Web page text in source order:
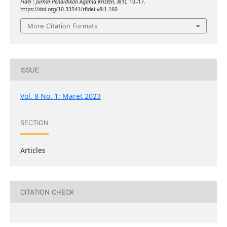
https://doi.org/10.33541/rfidei.v8i1.160
More Citation Formats
ISSUE
Vol. 8 No. 1: Maret 2023
SECTION
Articles
CITATION CHECK